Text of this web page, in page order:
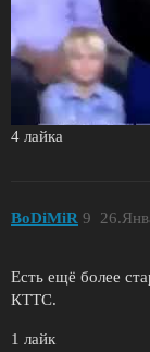
4 лайка
BoDiMiR 9
Есть ещё более
КТТС.
1 лайк